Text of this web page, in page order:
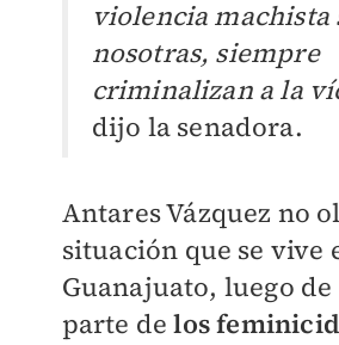
violencia machista
nosotras, siempre
criminalizan a la
dijo la senadora.
Antares Vázquez no
situación que se vive
Guanajuato, luego
parte delos femi